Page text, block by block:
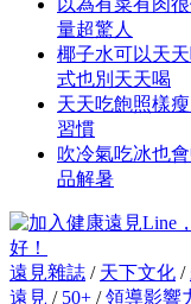
量超驚人
椰子水可以天
式也別天天喝
天天吃飽照樣
習慣
吹冷氣吃冰也
品解暑
好！
遠見雜誌 / 天下文化 /
遠見 / 50+ /領導影響